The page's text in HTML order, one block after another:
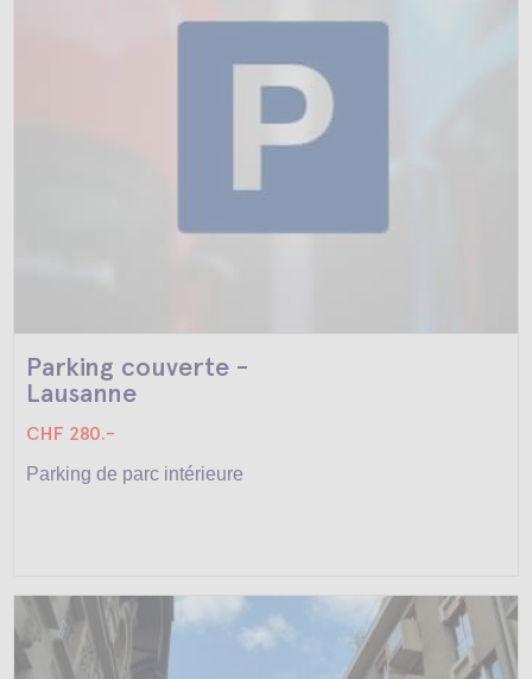
Parking couverte -
Lausanne
CHF 280.-
Parking de parc intérieure